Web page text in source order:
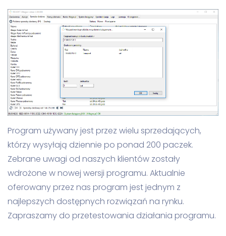
Program używany jest przez wielu sprzedających,
którzy wysyłają dziennie po ponad 200 paczek.
Zebrane uwagi od naszych klientów zostały
wdrożone w nowej wersji programu. Aktualnie
oferowany przez nas program jest jednym z
najlepszych dostępnych rozwiązań na rynku.
Zapraszamy do przetestowania działania programu.